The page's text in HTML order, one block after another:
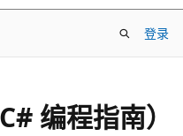
登录
编程指南）